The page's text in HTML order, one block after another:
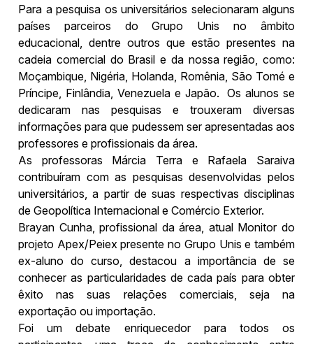
Para a pesquisa os universitários selecionaram alguns
países parceiros do Grupo Unis no âmbito
educacional, dentre outros que estão presentes na
cadeia comercial do Brasil e da nossa região, como:
Moçambique, Nigéria, Holanda, Romênia, São Tomé e
Príncipe, Finlândia, Venezuela e Japão. Os alunos se
dedicaram nas pesquisas e trouxeram diversas
informações para que pudessem ser apresentadas aos
professores e profissionais da área.
As professoras Márcia Terra e Rafaela Saraiva
contribuíram com as pesquisas desenvolvidas pelos
universitários, a partir de suas respectivas disciplinas
de Geopolítica Internacional e Comércio Exterior.
Brayan Cunha, profissional da área, atual Monitor do
projeto Apex/Peiex presente no Grupo Unis e também
ex-aluno do curso, destacou a importância de se
conhecer as particularidades de cada país para obter
êxito nas suas relações comerciais, seja na
exportação ou importação.
Foi um debate enriquecedor para todos os